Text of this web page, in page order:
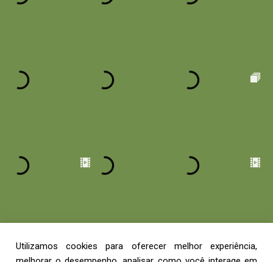
Utilizamos cookies para oferecer melhor experiência,